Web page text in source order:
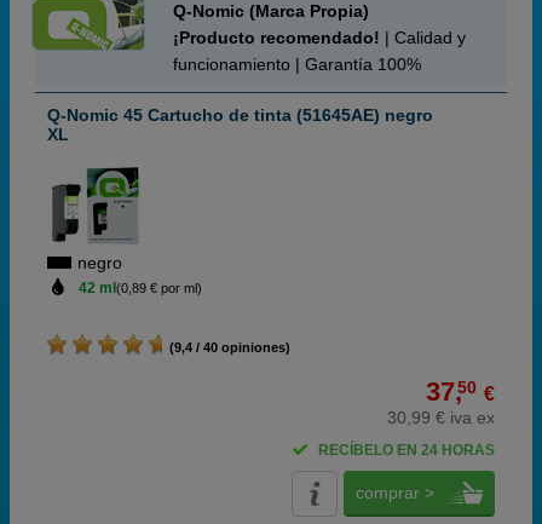
Q-Nomic (Marca Propia)
¡Producto recomendado! | Calidad y
funcionamiento | Garantía 100%
Q-Nomic 45 Cartucho de tinta (51645AE) negro
XL
negro
42 ml (0,89 € por ml)
(9,4 / 40 opiniones)
37,50 €
30,99 € iva ex
RECÍBELO EN 24 HORAS
comprar >